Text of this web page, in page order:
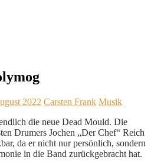
2022 Carsten Frank Musik
die neue Dead Mould. Die
Drumers Jochen „Der Chef“ Reich
da er nicht nur persönlich, sondern
in die Band zurückgebracht hat.